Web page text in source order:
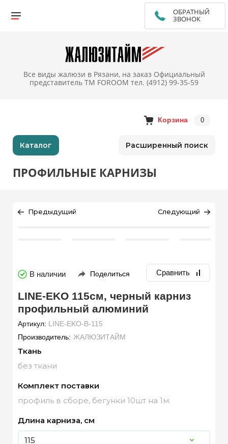
ОБРАТНЫЙ
ЗВОНОК
Все виды жалюзи в Рязани, на заказ Официальный
представитель TM FOROOM тел. (4912) 99-35-59
Корзина 0
Каталог Расширенный поиск
ПРОФИЛЬНЫЕ КАРНИЗЫ
Предыдущий Следующий
В наличии Поделиться Сравнить
LINE-EKO 115см, черный карниз
профильный алюминий
Артикул: LINE-EKO-B-115
Производитель: ЖАЛЮЗИТАЙМ
Ткань
без ткани
Комплект поставки
профиль в сборе, бегунки 10шт на 1м.
Длина карниза, см